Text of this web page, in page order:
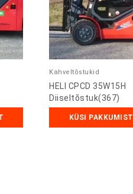
Kahveltõstukid
HELI CPCD 35W15H
Diiseltõstuk(367)
KÜSI PAKKUMIST